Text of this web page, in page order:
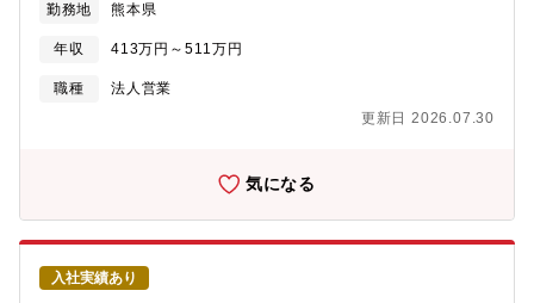
ていただきます。営業職ですが、数字よりもお客様との関係性重
視の社風。未経験から活躍している社員多数！【具体的な業
務】・理事会、総会の運営サポート・議事録の作成・管理組合会
計（出納関係）書類や管理報告書の作成・共用部やエレベータな
ごとサポート※一人平均10棟～15棟を担当し、内勤6割、外勤4割
組んでいただきます。※他社案件のリプレイス等も専門組織があ
るため新規開拓営業は行いません。【働きやすい環境を目指して
います】★フレックスタイム制で、社員それぞれのライフスタイ
ルに合った 柔軟な勤務時間帯を選択できます。★業務システム
が19時にシャットダウンするため、 ほとんどの社員はその時間
までに退社しています。【転勤について】ブロック制度（会社指
勤務地 熊本県
年収 413万円～511万円
職種
法人営業
更新日 2026.07.30
気になる
入社実績あり